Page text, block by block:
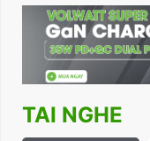
TAI NGHE